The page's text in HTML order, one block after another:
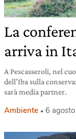
La
arriva in
A Pescasseroli, nel
dell’Iba sulla
sarà media partner.
Ambiente 6